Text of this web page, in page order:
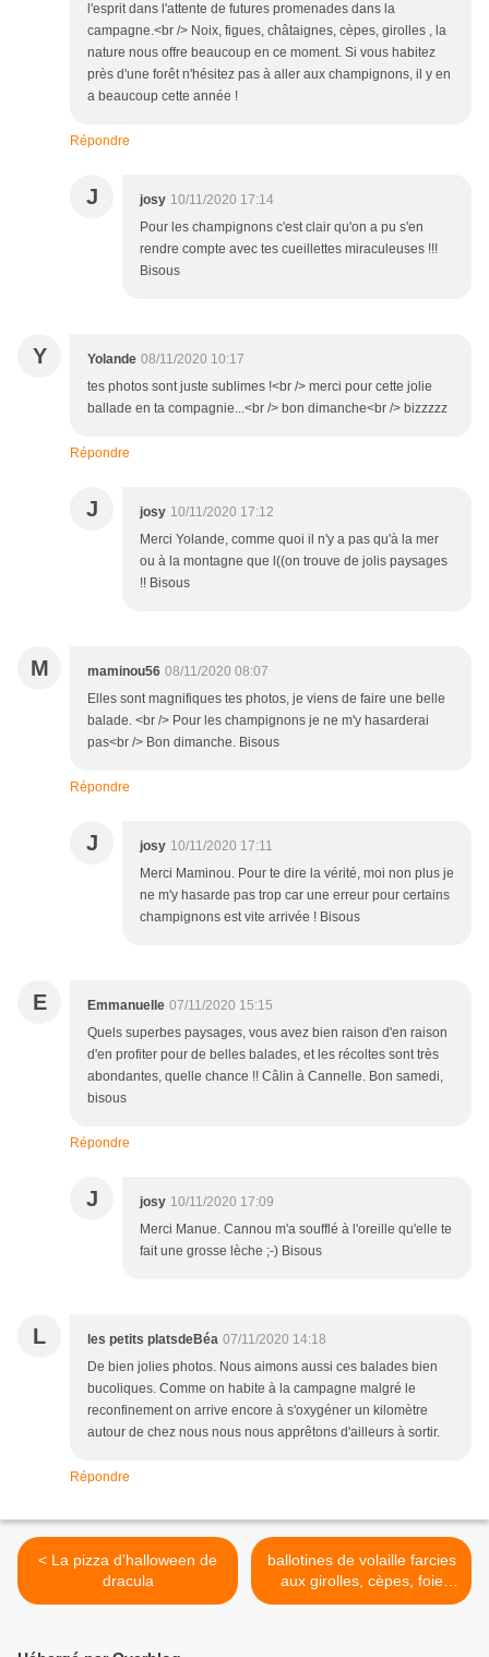
l'esprit dans l'attente de futures promenades dans la
campagne.<br /> Noix, figues, châtaignes, cèpes, girolles , la
nature nous offre beaucoup en ce moment. Si vous habitez
près d'une forêt n'hésitez pas à aller aux champignons, il y en
a beaucoup cette année !
Répondre
J josy 10/11/2020 17:14
Pour les champignons c'est clair qu'on a pu s'en
rendre compte avec tes cueillettes miraculeuses !!!
Bisous
Y Yolande 08/11/2020 10:17
tes photos sont juste sublimes !<br /> merci pour cette jolie
ballade en ta compagnie...<br /> bon dimanche<br /> bizzzzz
Répondre
J josy 10/11/2020 17:12
Merci Yolande, comme quoi il n'y a pas qu'à la mer
ou à la montagne que l((on trouve de jolis paysages
!! Bisous
M maminou56 08/11/2020 08:07
Elles sont magnifiques tes photos, je viens de faire une belle
balade. <br /> Pour les champignons je ne m'y hasarderai
pas<br /> Bon dimanche. Bisous
Répondre
J josy 10/11/2020 17:11
Merci Maminou. Pour te dire la vérité, moi non plus je
ne m'y hasarde pas trop car une erreur pour certains
champignons est vite arrivée ! Bisous
E Emmanuelle 07/11/2020 15:15
Quels superbes paysages, vous avez bien raison d'en raison
d'en profiter pour de belles balades, et les récoltes sont très
abondantes, quelle chance !! Câlin à Cannelle. Bon samedi,
bisous
Répondre
J josy 10/11/2020 17:09
Merci Manue. Cannou m'a soufflé à l'oreille qu'elle te
fait une grosse lèche ;-) Bisous
L les petits platsdeBéa 07/11/2020 14:18
De bien jolies photos. Nous aimons aussi ces balades bien
bucoliques. Comme on habite à la campagne malgré le
reconfinement on arrive encore à s'oxygéner un kilomètre
autour de chez nous nous nous apprêtons d'ailleurs à sortir.
Répondre
< La pizza d'halloween de
dracula
ballotines de volaille farcies
aux girolles, cèpes, foie
gras, sauce albufera >